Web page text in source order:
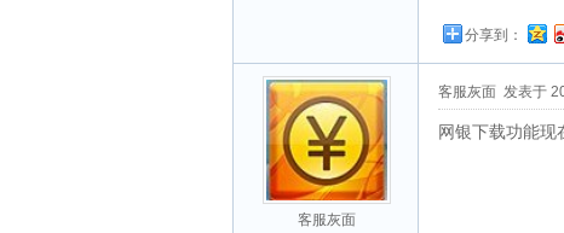
分享到：
客服灰面
客服灰面 发表于
网银下载功能现